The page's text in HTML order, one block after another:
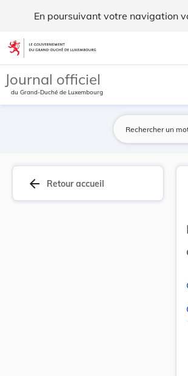
En poursuivant votre navigation
Aller au contenu
Journal officiel
du Grand-Duché de Luxembourg
arrow_back Retour accueil